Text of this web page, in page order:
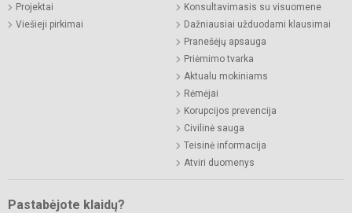
Projektai
Viešieji pirkimai
Konsultavimasis su visuomene
Dažniausiai užduodami klausimai
Pranešėjų apsauga
Priėmimo tvarka
Aktualu mokiniams
Rėmėjai
Korupcijos prevencija
Civilinė sauga
Teisinė informacija
Atviri duomenys
Pastabėjote klaidų?